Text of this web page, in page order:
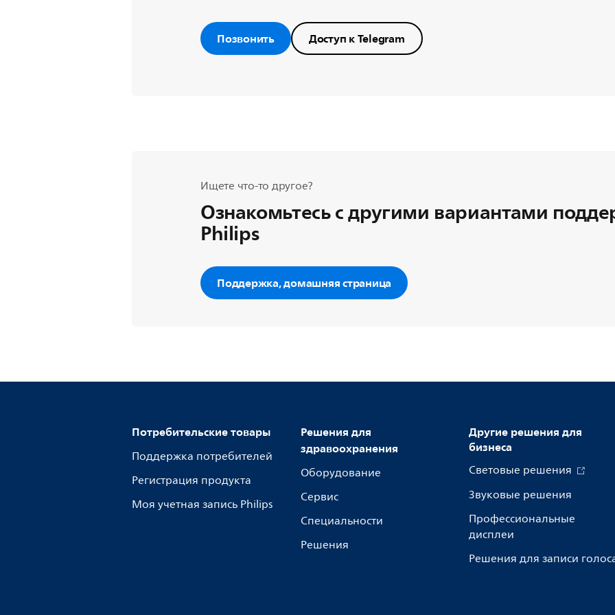
Позвонить Доступ к Telegram
Ищете что-то другое?
Ознакомьтесь с другими вариантами
Philips
Поддержка, домашняя страница
Потребительские товары
Поддержка потребителей
Регистрация продукта
Моя учетная запись Philips
Решения для
здравоохранения
Оборудование
Сервис
Специальности
Решения
Другие решения для
бизнеса
Световые решения
Звуковые решения
Профессиональные
дисплеи
Решения для записи